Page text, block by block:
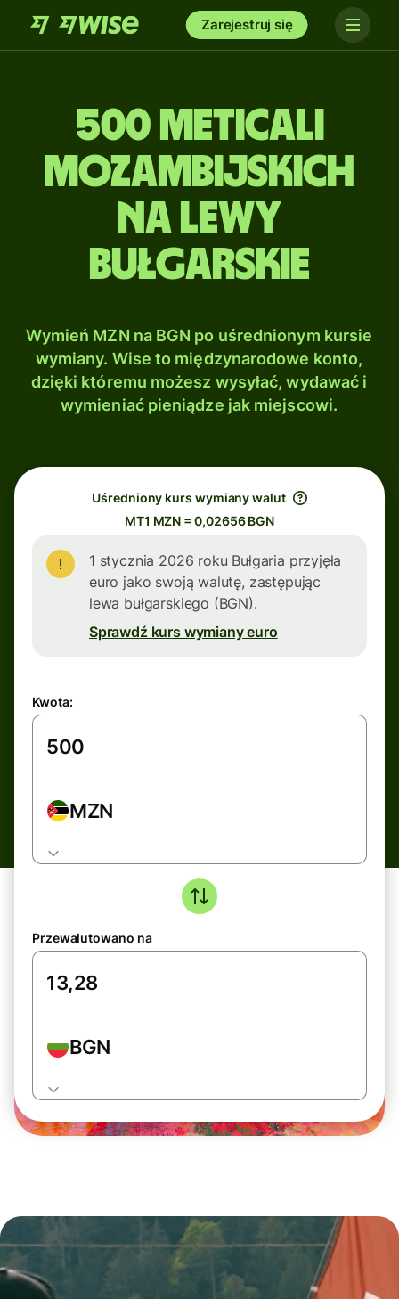
Zarejestruj się
500 Meticali
mozambijskich
na Lewy
bułgarskie
Wymień MZN na BGN po uśrednionym kursie
wymiany. Wise to międzynarodowe konto,
dzięki któremu możesz wysyłać, wydawać i
wymieniać pieniądze jak miejscowi.
Uśredniony kurs wymiany walut
MT1 MZN = 0,02656 BGN
1 stycznia 2026 roku Bułgaria przyjęła
euro jako swoją walutę, zastępując
lewa bułgarskiego (BGN).
Sprawdź kurs wymiany euro
Kwota:
MZN
Przewalutowano na
BGN